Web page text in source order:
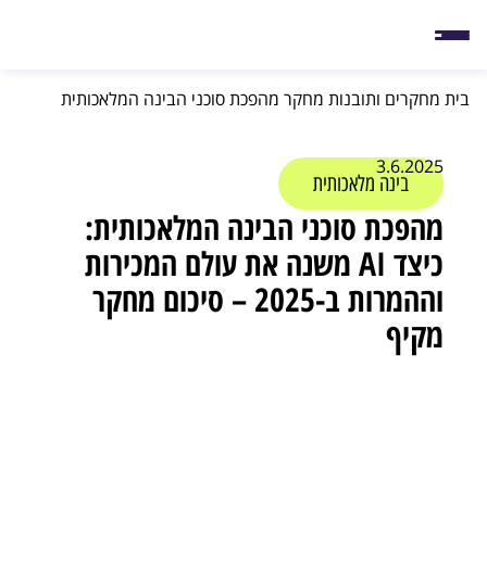
בית מחקרים ותובנות מחקר מהפכת סוכני הבינה המלאכותית
בינה מלאכותית
מהפכת סוכני הבינה המלאכותית:
כיצד AI משנה את עולם המכירות
וההמרות ב-2025 – סיכום מחקר
מקיף
3.6.2025